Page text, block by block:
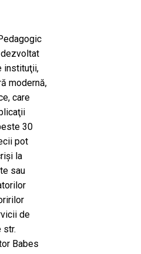
instituţii,
modernă,
care
30
pot
la
sau
de
str.
Babes